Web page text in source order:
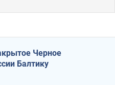
Черное
Балтику